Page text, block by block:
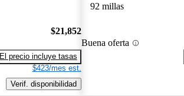
$21,852
El precio incluye tasas
$423/mes est.
Verif. disponibilidad
92 millas
Buena oferta